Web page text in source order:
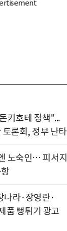
키호테 정책"...
토론회, 정부 난타
노숙인… 피서지
나라·장영란·
품 뻥튀기 광고